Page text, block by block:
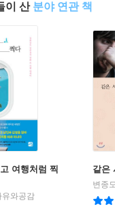
이 산 분야 연관 책
여행처럼 찍
유와공감
같은
변종